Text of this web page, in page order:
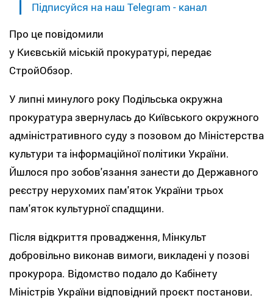
Підписуйся на наш Telegram - канал
Про це повідомили
у Києвській міській прокуратурі, передає
СтройОбзор.
У липні минулого року Подільська окружна
прокуратура звернулась до Київського окружного
адміністративного суду з позовом до Міністерства
культури та інформаційної політики України.
Йшлося про зобов'язання занести до Державного
реєстру нерухомих пам'яток України трьох
пам'яток культурної спадщини.
Після відкриття провадження, Мінкульт
добровільно виконав вимоги, викладені у позові
прокурора. Відомство подало до Кабінету
Міністрів України відповідний проєкт постанови.